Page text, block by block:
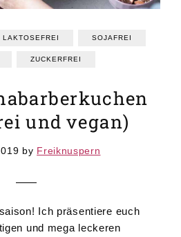
LAKTOSEFREI SOJAFREI
ZUCKERFREI
und vegan)
by Freiknuspern
Ich präsentiere euch
und mega leckeren